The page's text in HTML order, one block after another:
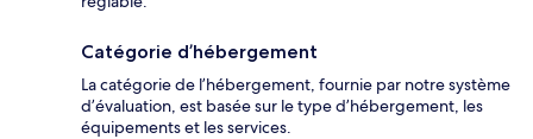
Catégorie d’hébergement
La catégorie de l’hébergement, fournie par notre système
d’évaluation, est basée sur le type d’hébergement, les
équipements et les services.